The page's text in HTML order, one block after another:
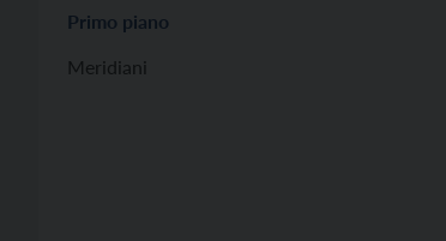
Primo piano
Meridiani